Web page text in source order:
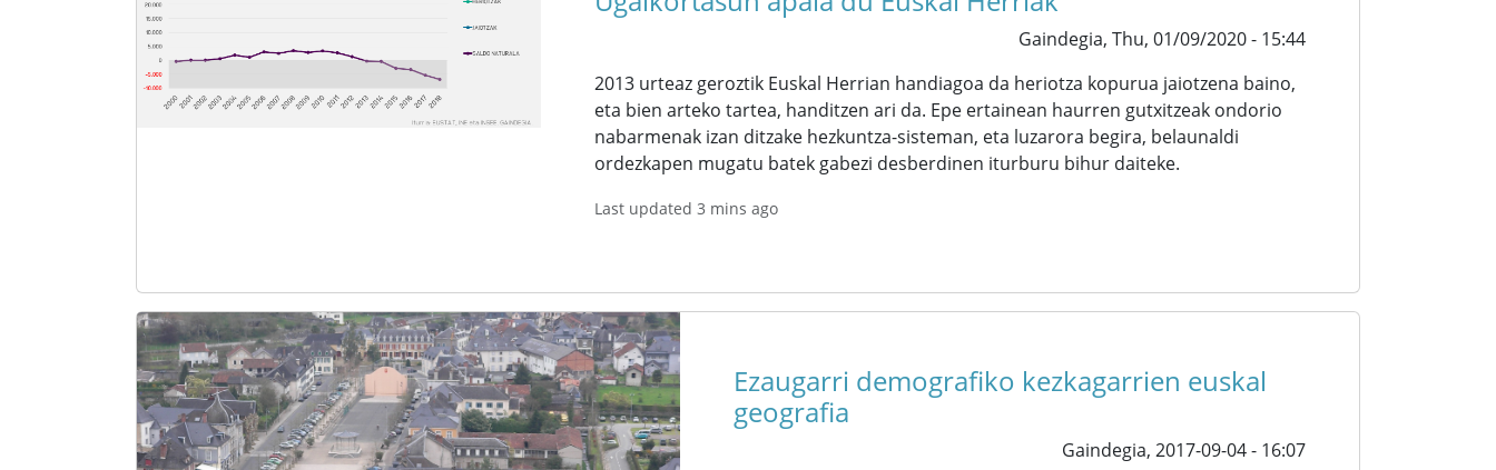
Gaindegia, Thu, 01/09/2020 - 15:44
2013 urteaz geroztik Euskal Herrian handiagoa da heriotza kopurua jaiotzena baino,
eta bien arteko tartea, handitzen ari da. Epe ertainean haurren gutxitzeak ondorio
nabarmenak izan ditzake hezkuntza-sisteman, eta luzarora begira, belaunaldi
ordezkapen mugatu batek gabezi desberdinen iturburu bihur daiteke.
Last updated 3 mins ago
Ezaugarri demografiko kezkagarrien euskal
geografia
Gaindegia, 2017-09-04 - 16:07